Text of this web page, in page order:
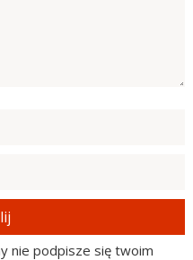
nie podpisze się twoim